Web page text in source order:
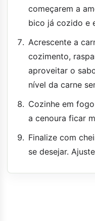
começarem a
bico já cozido e
Acrescente a
cozimento,
aproveitar o
nível da carne
Cozinhe em
a cenoura ficar
Finalize com
se desejar.